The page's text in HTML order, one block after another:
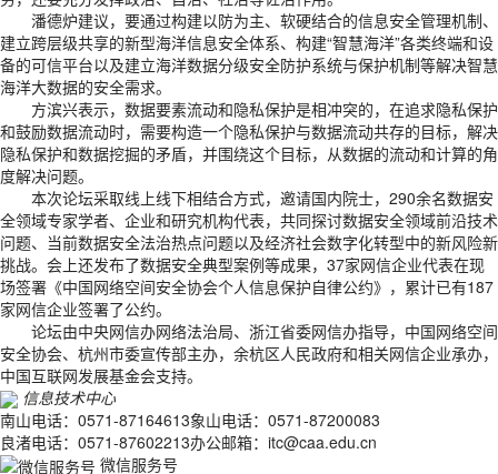
潘德炉建议，要通过构建以防为主、软硬结合的信息安全管理机制、
建立跨层级共享的新型海洋信息安全体系、构建“智慧海洋”各类终端和设
备的可信平台以及建立海洋数据分级安全防护系统与保护机制等解决智慧
海洋大数据的安全需求。
方滨兴表示，数据要素流动和隐私保护是相冲突的，在追求隐私保护
和鼓励数据流动时，需要构造一个隐私保护与数据流动共存的目标，解决
隐私保护和数据挖掘的矛盾，并围绕这个目标，从数据的流动和计算的角
度解决问题。
本次论坛采取线上线下相结合方式，邀请国内院士，290余名数据安
全领域专家学者、企业和研究机构代表，共同探讨数据安全领域前沿技术
问题、当前数据安全法治热点问题以及经济社会数字化转型中的新风险新
挑战。会上还发布了数据安全典型案例等成果，37家网信企业代表在现
场签署《中国网络空间安全协会个人信息保护自律公约》，累计已有187
家网信企业签署了公约。
论坛由中央网信办网络法治局、浙江省委网信办指导，中国网络空间
安全协会、杭州市委宣传部主办，余杭区人民政府和相关网信企业承办，
中国互联网发展基金会支持。
信息技术中心
南山电话：0571-87164613象山电话：0571-87200083
良渚电话：0571-87602213办公邮箱：itc@caa.edu.cn
微信服务号